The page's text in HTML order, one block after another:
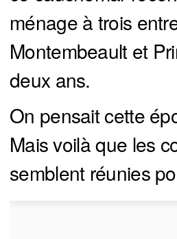
ménage à trois
Montembeault et
deux ans.
On pensait cette
Mais voilà que les
semblent réunies